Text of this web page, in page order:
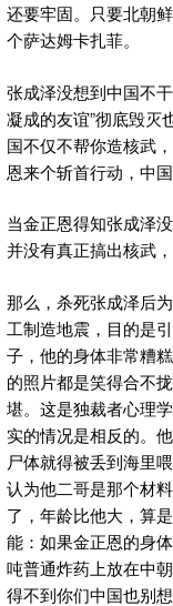
还要牢固。只要北朝
个萨达姆卡扎菲。
张成泽没想到中国不
凝成的友谊”彻底毁灭
国不仅不帮你造核武
恩来个斩首行动，中
当金正恩得知张成泽
并没有真正搞出核武
那么，杀死张成泽后
工制造地震，目的是
子，他的身体非常糟
的照片都是笑得合不
堪。这是独裁者心理
实的情况是相反的。
尸体就得被丢到海里
认为他二哥是那个材
了，年龄比他大，算
能：如果金正恩的身
吨普通炸药上放在中
得不到你们中国也别